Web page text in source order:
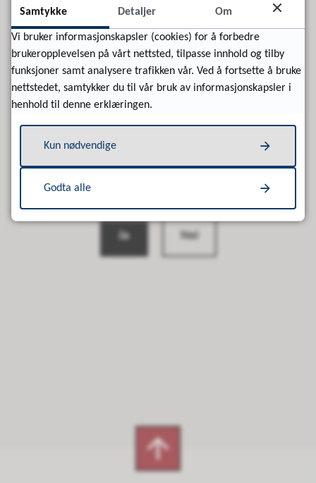
Avtal møte med Ola
Fant du det du lette etter?
Ja Nei
Samtykke Detaljer Om
Vi bruker informasjonskapsler (cookies) for å forbedre
brukeropplevelsen på vårt nettsted, tilpasse innhold og tilby
funksjoner samt analysere trafikken vår. Ved å fortsette å bruke
nettstedet, samtykker du til vår bruk av informasjonskapsler i
henhold til denne erklæringen.
Kun nødvendige
Godta alle